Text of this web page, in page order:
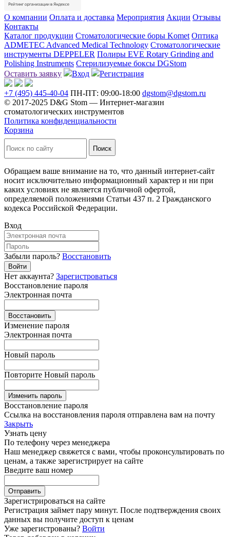
О компании Оплата и доставка Мероприятия Акции Отзывы
Контакты
Каталог продукции Стоматологические боры Komet Оптика
ADMETEC Advanced Medical Technology Стоматологические
инструменты DEPPELER Полиры EVE Rotary Grinding and
Polishing Instruments Стерилизуемые боксы DGStom
Оставить заявку
Вход Регистрация
+7 (495) 445-40-04 ПН-ПТ: 09:00-18:00 dgstom@dgstom.ru
© 2017-2025 D&G Stom — Интернет-магазин
стоматологических инструментов
Политика конфиденциальности
Корзина
Обращаем ваше внимание на то, что данный интернет-сайт
носит исключительно информационный характер и ни при
каких условиях не является публичной офертой,
определяемой положениями Статьи 437 п. 2 Гражданского
кодекса Российской Федерации.
Вход
Забыли пароль? Восстановить
Войти
Нет аккаунта? Зарегистроваться
Восстановление пароля
Электронная почта
Восстановить
Изменение пароля
Электронная почта
Новый пароль
Повторите Новый пароль
Изменить пароль
Восстановление пароля
Ссылка на восстановления пароля отправлена вам на почту
Закрыть
Узнать цену
По телефону через менеджера
Наш менеджер свяжется с вами, чтобы проконсультировать по
ценам, а также зарегистрирует на сайте
Введите ваш номер
Зарегистрироваться на сайте
Регистрация займет пару минут. После подтверждения своих
данных вы получите доступ к ценам
Уже зарегистрованы? Войти